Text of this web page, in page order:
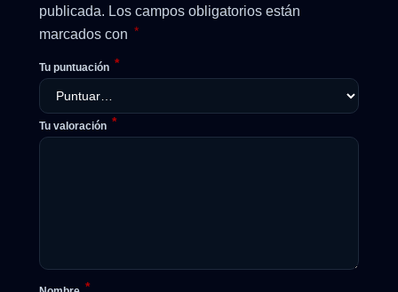
publicada. Los campos obligatorios están
marcados con *
Tu puntuación *
Tu valoración *
*